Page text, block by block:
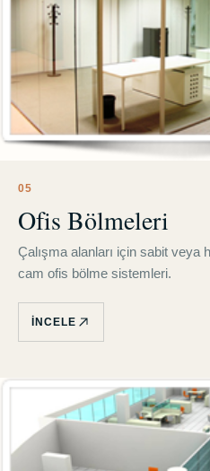
05
Ofis Bölmeleri
Çalışma alanları için sabit veya
cam ofis bölme sistemleri.
İNCELE